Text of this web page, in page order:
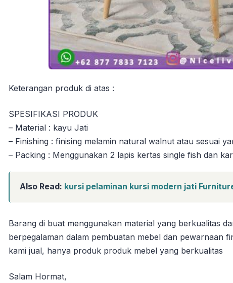
Keterangan produk di atas :
SPESIFIKASI PRODUK
– Material : kayu Jati
– Finishing : finising melamin natural walnut atau sesuai
– Packing : Menggunakan 2 lapis kertas single fish dan
Also Read: kursi pelaminan kursi modern jati
Barang di buat menggunakan material yang berkualitas
berpegalaman dalam pembuatan mebel dan pewarnaan
kami jual, hanya produk produk mebel yang berkualitas
Salam Hormat,